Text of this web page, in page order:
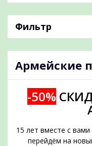
Фильтр
Армейские
-50%
15 лет вместе с
перейдём на